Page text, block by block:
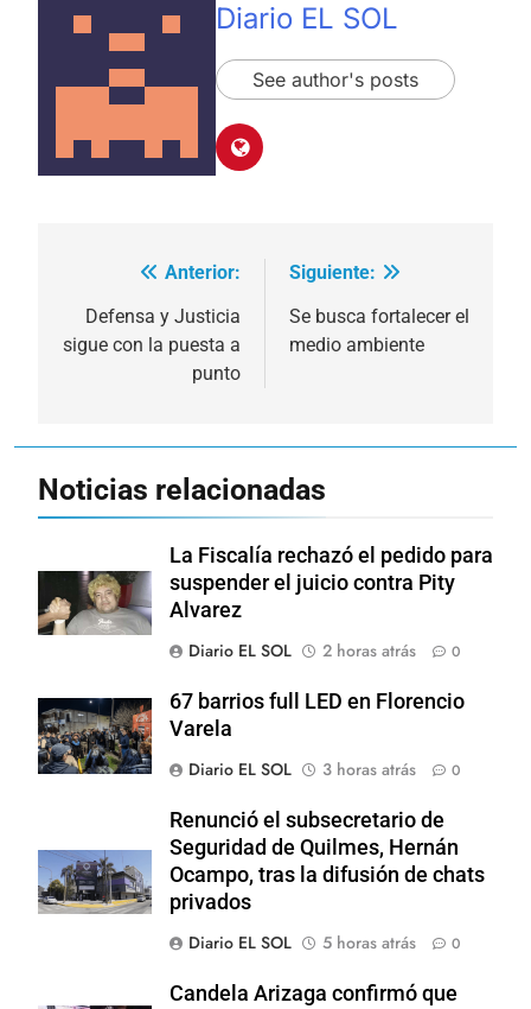
Diario EL SOL
See author's posts
Navegación
de
entradas
Anterior:
Defensa y Justicia
sigue con la puesta a
punto
Siguiente:
Se busca fortalecer el
medio ambiente
Noticias relacionadas
La Fiscalía rechazó el pedido para
suspender el juicio contra Pity
Alvarez
Diario EL SOL
2 horas atrás 0
67 barrios full LED en Florencio
Varela
Diario EL SOL
3 horas atrás 0
Renunció el subsecretario de
Seguridad de Quilmes, Hernán
Ocampo, tras la difusión de chats
privados
Diario EL SOL
5 horas atrás 0
Candela Arizaga confirmó que